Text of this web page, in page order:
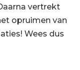
vertrekt
opruimen van
Wees dus